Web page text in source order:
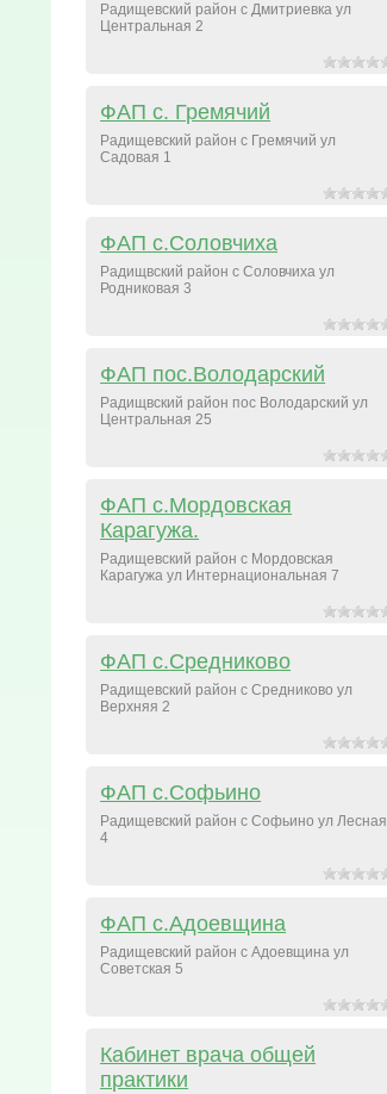
Радищевский район с Дмитриевка ул
Центральная 2
ФАП с. Гремячий
Радищевский район с Гремячий ул
Садовая 1
ФАП с.Соловчиха
Радищвский район с Соловчиха ул
Родниковая 3
ФАП пос.Володарский
Радищвский район пос Володарский ул
Центральная 25
ФАП с.Мордовская
Карагужа.
Радищевский район с Мордовская
Карагужа ул Интернациональная 7
ФАП с.Средниково
Радищевский район с Средниково ул
Верхняя 2
ФАП с.Софьино
Радищевский район с Софьино ул Лесная
4
ФАП с.Адоевщина
Радищевский район с Адоевщина ул
Советская 5
Кабинет врача общей
практики